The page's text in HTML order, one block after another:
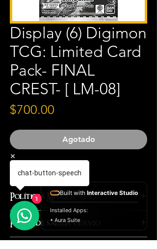
Display (6) Digimon
TCG: Limited Card
Pack- FINAL
CREST- [ LM-08]
$700.00
Agotado
Políticas Mithrandir
Las políticas de la tienda
MITHRANDIR son las siguientes,
al realizar un pedido con
Fecha de salida y envío
08 agosto 2026
chat-button-speech
1
Built with Interactive Studio
Installed Apps:
• Aura Suite